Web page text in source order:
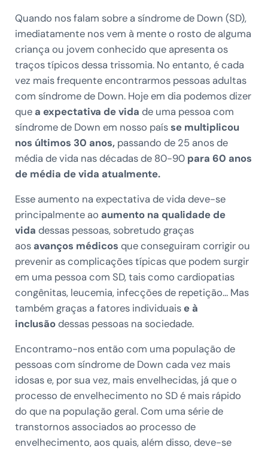
Quando nos falam sobre a síndrome de Down (SD),
imediatamente nos vem à mente o rosto de alguma
criança ou jovem conhecido que apresenta os
traços típicos dessa trissomia. No entanto, é cada
vez mais frequente encontrarmos pessoas adultas
com síndrome de Down. Hoje em dia podemos dizer
que a expectativa de vida de uma pessoa com
síndrome de Down em nosso paísse multiplicou
nos últimos 30 anos,passando de 25 anos de
média de vida nas décadas de 80-90 para 60 anos
de média de vida atualmente.
Esse aumento na expectativa de vida deve-se
principalmente ao aumento na qualidade de
vida dessas pessoas, sobretudo graças
aos avanços médicos que conseguiram corrigir ou
prevenir as complicações típicas que podem surgir
em uma pessoa com SD, tais como cardiopatias
congênitas, leucemia, infecções de repetição… Mas
também graças a fatores individuais e à
inclusãodessas pessoas na sociedade.
Encontramo-nos então com uma população de
pessoas com síndrome de Down cada vez mais
idosas e, por sua vez, mais envelhecidas, já que o
processo de envelhecimento no SD é mais rápido
do que na população geral. Com uma série de
transtornos associados ao processo de
envelhecimento, aos quais, além disso, deve-se